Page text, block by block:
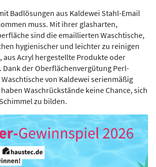
Badlösungen aus Kaldewei Stahl-Email
muss. Mit ihrer glasharten,
sind die emaillierten Waschtische,
hygienischer und leichter zu reinigen
aus Acryl hergestellte Produkte oder
Dank der Oberflächenvergütung Perl-
von Kaldewei serienmäßig
Waschrückstände keine Chance, sich
zu bilden.